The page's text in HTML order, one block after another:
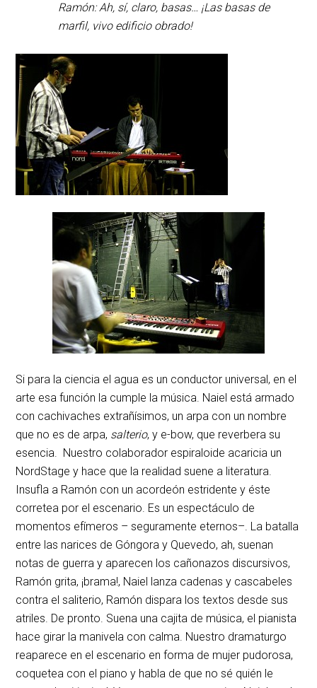
Ramón: Ah, sí, claro, basas… ¡Las basas de
marfil, vivo edificio obrado!
Si para la ciencia el agua es un conductor universal, en el
arte esa función la cumple la música. Naiel está armado
con cachivaches extrañísimos, un arpa con un nombre
que no es de arpa, salterio, y e-bow, que reverbera su
esencia. Nuestro colaborador espiraloide acaricia un
NordStage y hace que la realidad suene a literatura.
Insufla a Ramón con un acordeón estridente y éste
corretea por el escenario. Es un espectáculo de
momentos efímeros – seguramente eternos–. La batalla
entre las narices de Góngora y Quevedo, ah, suenan
notas de guerra y aparecen los cañonazos discursivos,
Ramón grita, ¡brama!, Naiel lanza cadenas y cascabeles
contra el saliterio, Ramón dispara los textos desde sus
atriles. De pronto. Suena una cajita de música, el pianista
hace girar la manivela con calma. Nuestro dramaturgo
reaparece en el escenario en forma de mujer pudorosa,
coquetea con el piano y habla de que no sé quién le